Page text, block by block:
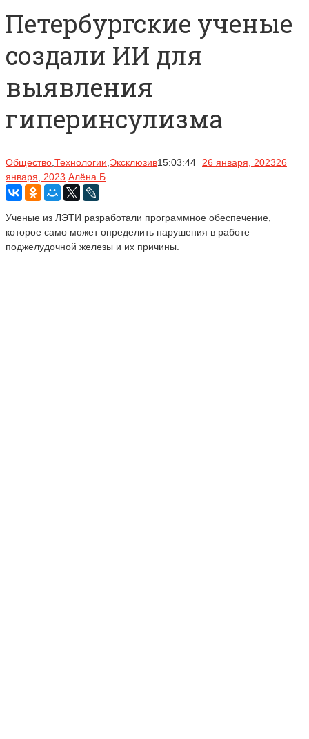
Петербургские ученые
создали ИИ для
выявления
гиперинсулизма
Общество Технологии Эксклюзив15:03:44 26 января, 202326
января, 2023 Алёна Б
Ученые из ЛЭТИ разработали программное обеспечение,
которое само может определить нарушения в работе
поджелудочной железы и их причины.